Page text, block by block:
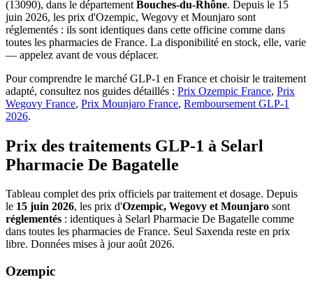
(13090), dans le département Bouches-du-Rhône. Depuis le 15
juin 2026, les prix d'Ozempic, Wegovy et Mounjaro sont
réglementés : ils sont identiques dans cette officine comme dans
toutes les pharmacies de France. La disponibilité en stock, elle, varie
— appelez avant de vous déplacer.
Pour comprendre le marché GLP-1 en France et choisir le traitement
adapté, consultez nos guides détaillés : Prix Ozempic France, Prix
Wegovy France, Prix Mounjaro France, Remboursement GLP-1
2026.
Prix des traitements GLP-1 à Selarl
Pharmacie De Bagatelle
Tableau complet des prix officiels par traitement et dosage. Depuis
le 15 juin 2026, les prix d'Ozempic, Wegovy et Mounjaro sont
réglementés : identiques à Selarl Pharmacie De Bagatelle comme
dans toutes les pharmacies de France. Seul Saxenda reste en prix
libre. Données mises à jour août 2026.
Ozempic